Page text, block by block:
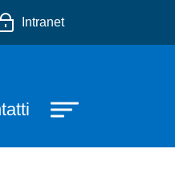
Intranet